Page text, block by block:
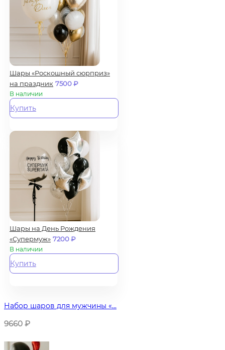
Шары «Роскошный сюрприз»
на праздник 7500₽
В наличии
Купить
Шары на День Рождения
«Супермуж» 7200₽
В наличии
Купить
Набор шаров для мужчины «...
9660 ₽